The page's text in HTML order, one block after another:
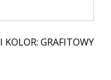
KOLOR: GRAFITOWY